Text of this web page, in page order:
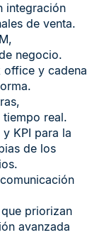
integración
de venta.
negocio.
office y cadena
real.
KPI para la
de los
priorizan
avanzada